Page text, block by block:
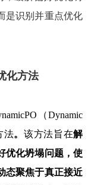
是识别并重点优化
化方法
（Dynamic
法。 该方法旨在解
优化坍塌问题，使
态聚焦于真正接近